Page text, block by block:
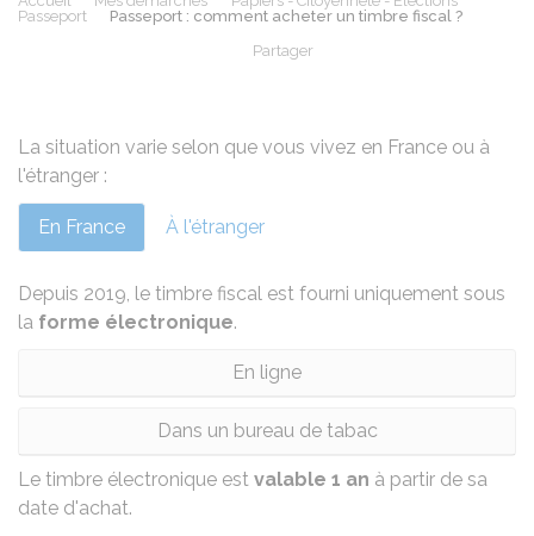
Passeport
Passeport : comment acheter un timbre fiscal ?
Partager
La situation varie selon que vous vivez en France ou à
l'étranger :
En France À l'étranger
Depuis 2019, le timbre fiscal est fourni uniquement sous
la forme électronique.
En ligne
Dans un bureau de tabac
Le timbre électronique est valable 1 an à partir de sa
date d'achat.